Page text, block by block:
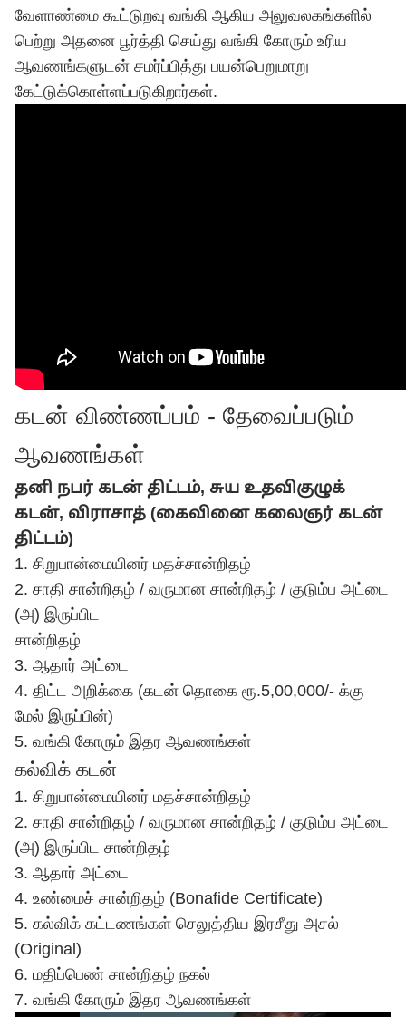
வேளாண்மை கூட்டுறவு வங்கி ஆகிய அலுவலகங்களில்
பெற்று அதனை பூர்த்தி செய்து வங்கி கோரும் உரிய
ஆவணங்களுடன் சமர்ப்பித்து பயன்பெறுமாறு
கேட்டுக்கொள்ளப்படுகிறார்கள்.
கடன் விண்ணப்பம் - தேவைப்படும்
ஆவணங்கள்
தனி நபர் கடன் திட்டம், சுய உதவிகுழுக்
கடன், விராசாத் (கைவினை கலைஞர் கடன்
திட்டம்)
1. சிறுபான்மையினர் மதச்சான்றிதழ்
2. சாதி சான்றிதழ் / வருமான சான்றிதழ் / குடும்ப அட்டை
(அ) இருப்பிட
சான்றிதழ்
3. ஆதார் அட்டை
4. திட்ட அறிக்கை (கடன் தொகை ரூ.5,00,000/- க்கு
மேல் இருப்பின்)
5. வங்கி கோரும் இதர ஆவணங்கள்
கல்விக் கடன்
1. சிறுபான்மையினர் மதச்சான்றிதழ்
2. சாதி சான்றிதழ் / வருமான சான்றிதழ் / குடும்ப அட்டை
(அ) இருப்பிட சான்றிதழ்
3. ஆதார் அட்டை
4. உண்மைச் சான்றிதழ் (Bonafide Certificate)
5. கல்விக் கட்டணங்கள் செலுத்திய இரசீது அசல்
(Original)
6. மதிப்பெண் சான்றிதழ் நகல்
7. வங்கி கோரும் இதர ஆவணங்கள்